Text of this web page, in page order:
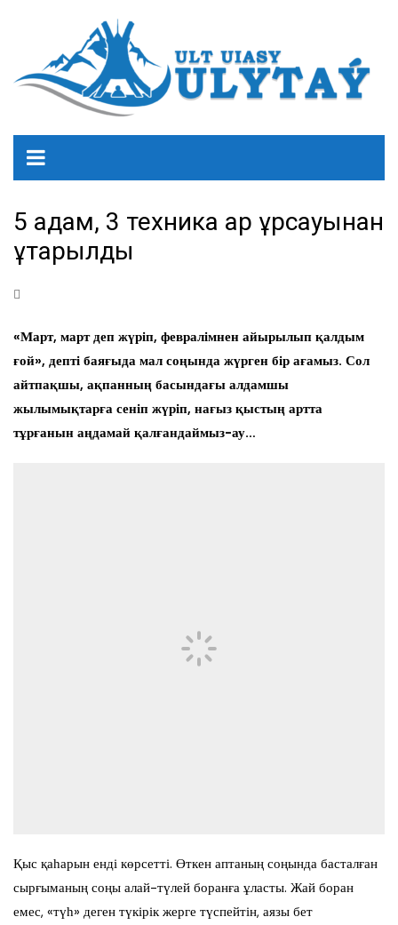
5 адам, 3 техника қар құрсауынан
құтқарылды
«Март, март деп жүріп, февралімнен айырылып қалдым
ғой», депті баяғыда мал соңында жүрген бір ағамыз. Сол
айтпақшы, ақпанның басындағы алдамшы
жылымықтарға сеніп жүріп, нағыз қыстың артта
тұрғанын аңдамай қалғандаймыз-ау…
Қыс қаһарын енді көрсетті. Өткен аптаның соңында басталған
сырғыманың соңы алай-түлей боранға ұласты. Жай боран
емес, «түһ» деген түкірік жерге түспейтін, аязы бет